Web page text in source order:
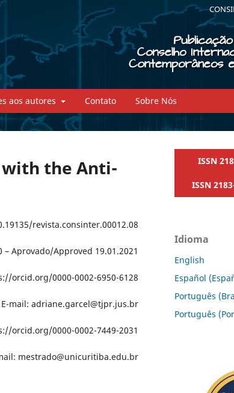
aos autores Contato Sobre Nós
the Anti-
revista.consinter.00012.08
– Aprovado/Approved 19.01.2021
orcid.org/0000-0002-6950-6128
E-mail: adriane.garcel@tjpr.jus.br
orcid.org/0000-0002-7449-2031
mestrado@unicuritiba.edu.br
ISSN
ISSN
Idioma
English
Español
Português
Português